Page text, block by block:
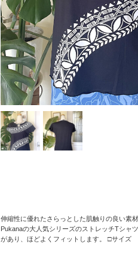
伸縮性に優れたさらっとした肌触りの良い素
Pukanaの大人気シリーズのストレッチTシャ
があり、ほどよくフィットします。 □サイズ